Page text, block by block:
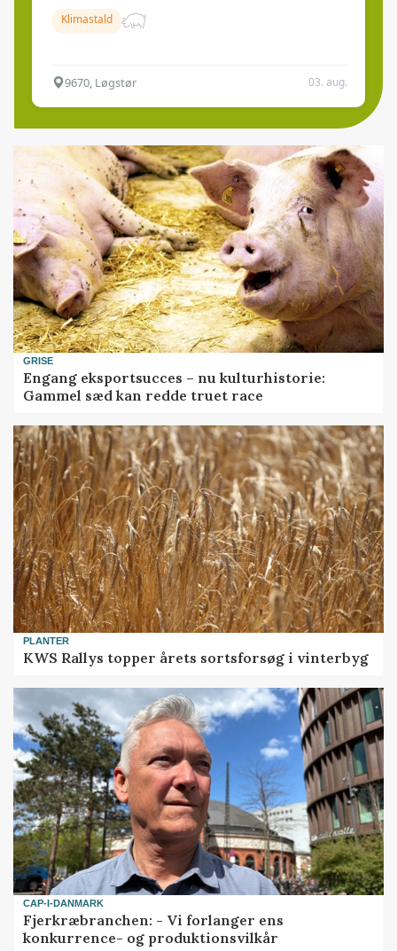
Klimastald
9670, Løgstør 03. aug.
GRISE
Engang eksportsucces – nu kulturhistorie:
Gammel sæd kan redde truet race
PLANTER
KWS Rallys topper årets sortsforsøg i vinterbyg
CAP-I-DANMARK
Fjerkræbranchen: - Vi forlanger ens
konkurrence- og produktionsvilkår